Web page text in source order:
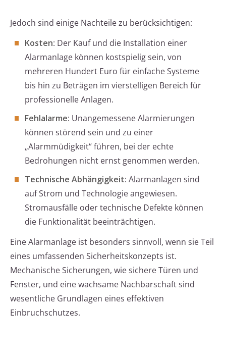
Jedoch sind einige Nachteile zu berücksichtigen:
Kosten: Der Kauf und die Installation einer
Alarmanlage können kostspielig sein, von
mehreren Hundert Euro für einfache Systeme
bis hin zu Beträgen im vierstelligen Bereich für
professionelle Anlagen.
Fehlalarme: Unangemessene Alarmierungen
können störend sein und zu einer
„Alarmmüdigkeit“ führen, bei der echte
Bedrohungen nicht ernst genommen werden.
Technische Abhängigkeit: Alarmanlagen sind
auf Strom und Technologie angewiesen.
Stromausfälle oder technische Defekte können
die Funktionalität beeinträchtigen.
Eine Alarmanlage ist besonders sinnvoll, wenn sie Teil
eines umfassenden Sicherheitskonzepts ist.
Mechanische Sicherungen, wie sichere Türen und
Fenster, und eine wachsame Nachbarschaft sind
wesentliche Grundlagen eines effektiven
Einbruchschutzes.